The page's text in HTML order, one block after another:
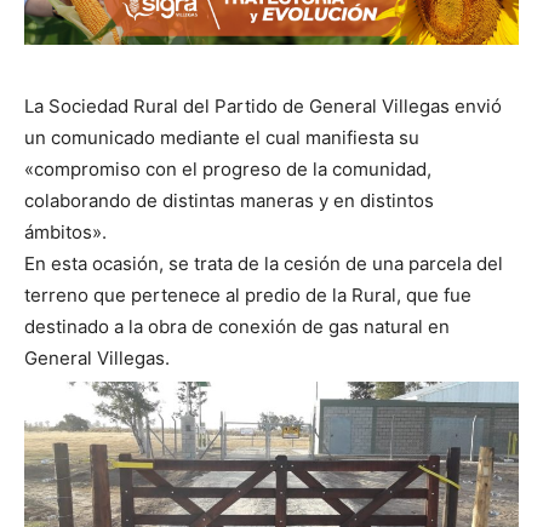
La Sociedad Rural del Partido de General Villegas envió
un comunicado mediante el cual manifiesta su
«compromiso con el progreso de la comunidad,
colaborando de distintas maneras y en distintos
ámbitos».
En esta ocasión, se trata de la cesión de una parcela del
terreno que pertenece al predio de la Rural, que fue
destinado a la obra de conexión de gas natural en
General Villegas.